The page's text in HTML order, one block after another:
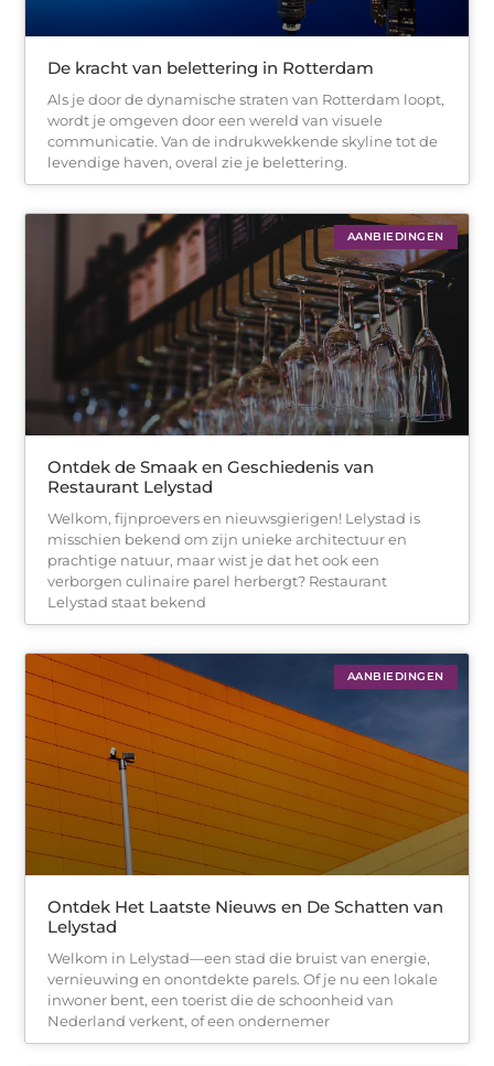
De kracht van belettering in Rotterdam
Als je door de dynamische straten van Rotterdam loopt,
wordt je omgeven door een wereld van visuele
communicatie. Van de indrukwekkende skyline tot de
levendige haven, overal zie je belettering.
AANBIEDINGEN
Ontdek de Smaak en Geschiedenis van
Restaurant Lelystad
Welkom, fijnproevers en nieuwsgierigen! Lelystad is
misschien bekend om zijn unieke architectuur en
prachtige natuur, maar wist je dat het ook een
verborgen culinaire parel herbergt? Restaurant
Lelystad staat bekend
AANBIEDINGEN
Ontdek Het Laatste Nieuws en De Schatten van
Lelystad
Welkom in Lelystad—een stad die bruist van energie,
vernieuwing en onontdekte parels. Of je nu een lokale
inwoner bent, een toerist die de schoonheid van
Nederland verkent, of een ondernemer